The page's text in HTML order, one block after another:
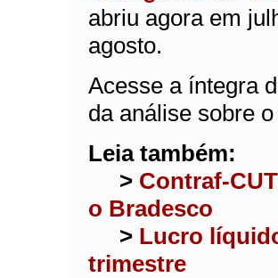
abriu agora em
agosto.
Acesse a íntegra
da análise sobre
Leia também:
> Contraf-
o Bradesco
> Lucro
trimestre